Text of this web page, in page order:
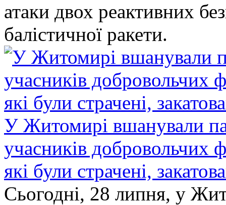
атаки двох реактивних
балістичної ракети.
У Житомирі вшанували
учасників добровольчих
які були страчені,
Сьогодні, 28 липня, у